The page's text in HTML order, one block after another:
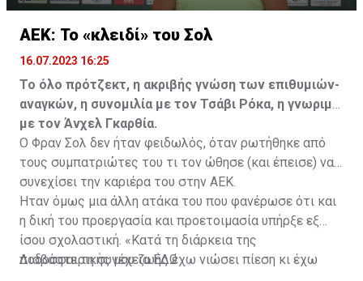
ΑΕΚ: Το «κλειδί» του Σολ
16.07.2023 16:25
Το όλο πρότζεκτ, η ακριβής γνώση των επιθυμιών-
αναγκών, η συνομιλία με τον Τσάβι Ρόκα, η γνωριμία
με τον Άνχελ Γκαρθία.
Ο Φραν Σολ δεν ήταν φειδωλός, όταν ρωτήθηκε από
τους συμπατριώτες του τι τον ώθησε (και έπεισε) να
συνεχίσει την καριέρα του στην ΑΕΚ.
Ήταν όμως μια άλλη ατάκα του που φανέρωσε ότι και
η δική του προεργασία και προετοιμασία υπήρξε εξ
ίσου σχολαστική. «Κατά τη διάρκεια της
ποδοσφαιρικής μου ζωής έχω νιώσει πίεση κι έχω
Διαβάστε τη συνέχειαΕΔΩ